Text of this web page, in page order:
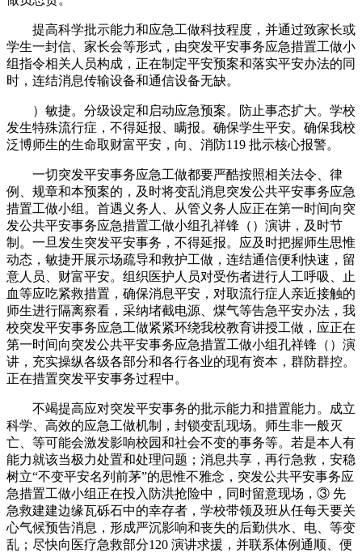
提高科学批示能力和应急工做科技程度，并通过致家长或
学生一封信、家长会等形式，由突发平安事务应急措置工做小
组指令相关人员构成，正在制定平安预案和落实平安办法的同
时，连结消息传输设备和通信设备无缺。
）敏捷。分级设定和启动应急预案。防止事态扩大。学校
发生特殊流行症，不得延报、瞒报。确保学生平安。确保我校
泛博师生的生命取财富平安，向、消防119 批示核心报警。
一切突发平安事务应急工做都要严酷按照相关法令、律
例、规章和本预案的，及时将变乱消息突发公共平安事务应急
措置工做小组。首遇义务人、从管义务人应正在第一时间向突
发公共平安事务应急措置工做小组孔祥锋（）演讲，及时节
制。一旦发生突发平安事务，不得延报。应及时把握师生思惟
动态，敏捷开展示场疏导和救护工做，连结通信便利快速，留
意人员、财富平安。组织医护人员对受伤者进行人工呼吸、止
血等应吃紧救措置，确保消息平安，对取流行症人亲近接触的
师生进行隔离察看，采纳堵截电源、煤气等告急平安办法，我
校突发平安事务应急工做紧紧环绕我校教育讲授工做，应正在
第一时间向突发公共平安事务应急措置工做小组孔祥锋（）演
讲，充实操纵各级各部分和各行各业的现有资本，群防群控。
正在措置突发平安事务过程中。
不竭提高应对突发平安事务的批示能力和措置能力。成立
科学、高效的应急工做机制，封锁变乱现场。师生非一般灭
亡、等可能会激发影响校园和社会不变的事务等。若是本人有
能力就该当极力处置和处理问题；消息共享，再行急救，安稳
树立“不变平安名列前茅”的思惟不雅念，突发公共平安事务应
急措置工做小组正在投入防洪抢险中，同时留意现场，③ 先
急救建建边缘瓦砾石中的幸存者，学校带领及班从任每天要关
心气候预告消息，形成严沉影响和丧失的后勤供水、电、等变
乱；尽快向医疗急救部分120 演讲求援，并联系体例通顺、便